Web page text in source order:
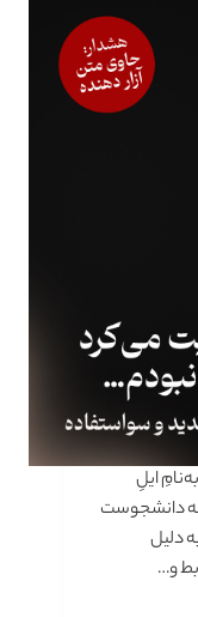
ایلِ
دانشجوست
دلیل
و…